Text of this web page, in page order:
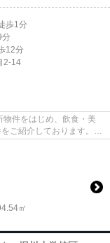
歩1分
分
12分
2-14
件をはじめ、飲食・美
ご紹介しております。
㎡